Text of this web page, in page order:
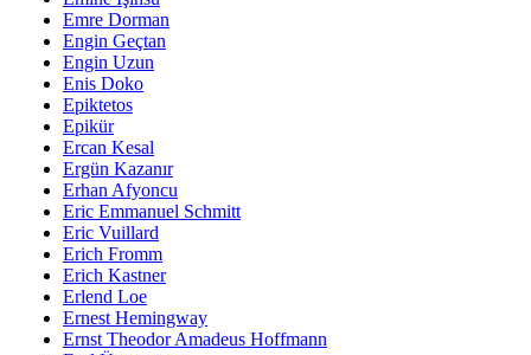
Emre Dorman
Engin Geçtan
Engin Uzun
Enis Doko
Epiktetos
Epikür
Ercan Kesal
Ergün Kazanır
Erhan Afyoncu
Eric Emmanuel Schmitt
Eric Vuillard
Erich Fromm
Erich Kastner
Erlend Loe
Ernest Hemingway
Ernst Theodor Amadeus Hoffmann